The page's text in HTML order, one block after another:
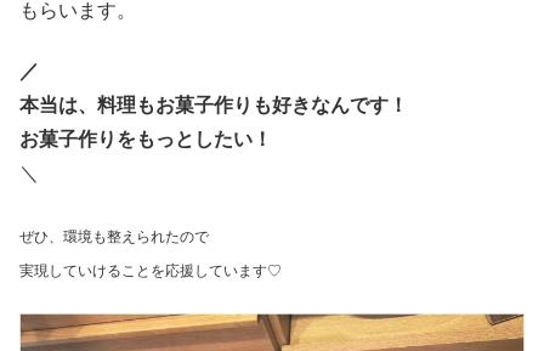
もらいます。
／
本当は、料理もお菓子作りも好きなんです！
お菓子作りをもっとしたい！
＼
ぜひ、環境も整えられたので
実現していけることを応援しています♡